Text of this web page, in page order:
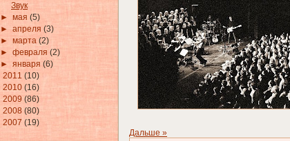
Звук
►мая(5)
►апреля(3)
►марта(2)
►февраля(2)
►января(6)
2011 (10)
2010 (16)
2009 (86)
2008 (80)
2007 (19)
Дальше »